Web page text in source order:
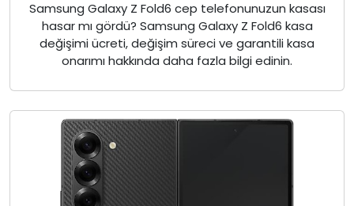
Samsung Galaxy Z Fold6 cep telefonunuzun kasası
hasar mı gördü? Samsung Galaxy Z Fold6 kasa
değişimi ücreti, değişim süreci ve garantili kasa
onarımı hakkında daha fazla bilgi edinin.